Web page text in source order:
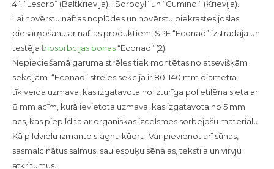
4”, “Lesorb” (Baltkrievija), “Sorboyl” un “Guminol” (Krievija).
Lai novērstu naftas noplūdes un novērstu piekrastes joslas
piesārņošanu ar naftas produktiem, SPE “Econad” izstrādāja un
testēja biosorbcijas bonas“Econad” (2).
Nepieciešamā garuma strēles tiek montētas no atsevišķām
sekcijām. “Econad” strēles sekcija ir 80-140 mm diametra
tīklveida uzmava, kas izgatavota no izturīga polietilēna sieta ar
8 mm acīm, kurā ievietota uzmava, kas izgatavota no 5 mm
acs, kas piepildīta ar organiskas izcelsmes sorbējošu materiālu.
Kā pildvielu izmanto sfagnu kūdru. Var pievienot arī sūnas,
sasmalcinātus salmus, saulespuķu sēnalas, tekstila un virvju
atkritumus.